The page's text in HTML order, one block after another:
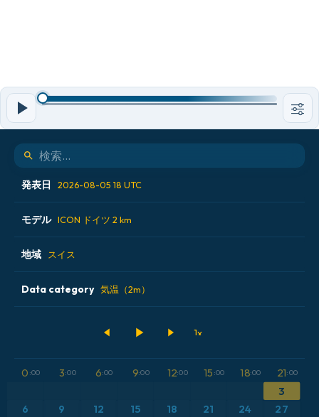
発表日 2026-08-05 18 UTC
2026-08-05 06 UTC
2026-08-05 12 UTC
2026-08-05 18 UTC
モデル ICON ドイツ 2 km
ALADIN CZ 2.3 km
ECMWF AIFS [AI]
地域 スイス
オーストリア
Data category 気温（2m）
0 :00 3:00 6:00 9:00 12:00 15 :00 18:00 21:00
3
6
9 12 15 18 21 24 27